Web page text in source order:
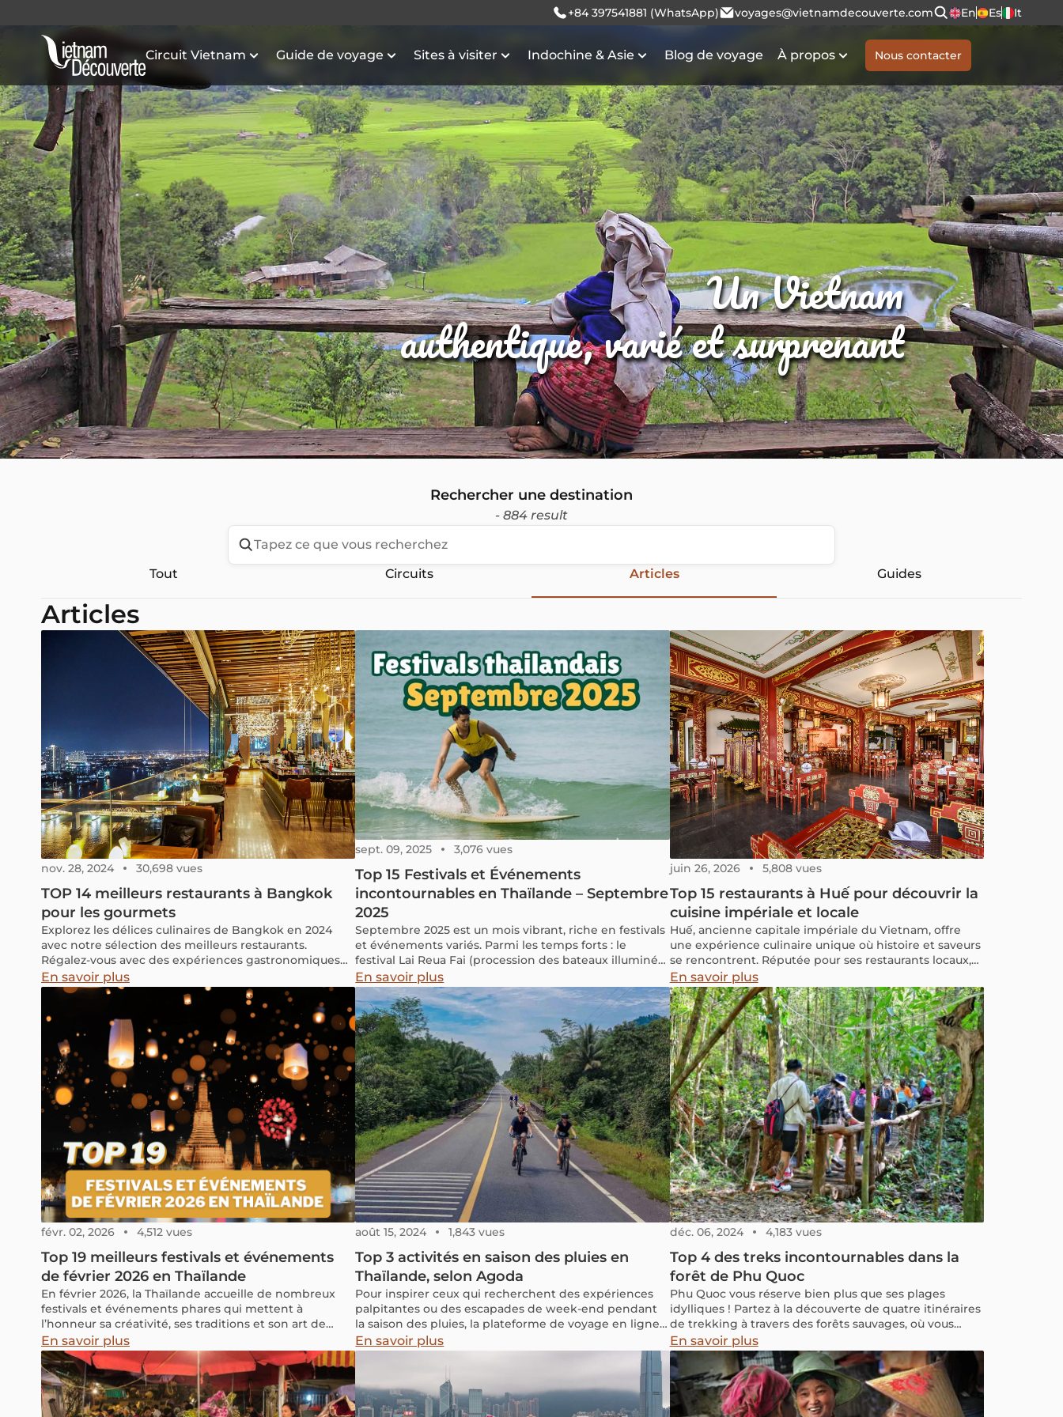
+84 397541881 (WhatsApp) voyages@vietnamdecouverte.com En Es It
Circuit Vietnam Guide de voyage Sites à visiter Indochine & Asie Blog de voyage À propos Nous contacter
Un Vietnam
authentique, varié et surprenant
Rechercher une destination
- 884 result
Tout Circuits Articles Guides
Articles
nov. 28, 2024 30,698 vues
TOP 14 meilleurs restaurants à Bangkok
pour les gourmets
Explorez les délices culinaires de Bangkok en 2024
avec notre sélection des meilleurs restaurants.
Régalez-vous avec des expériences gastronomiques
uniques.
En savoir plus
sept. 09, 2025 3,076 vues
Top 15 Festivals et Événements
incontournables en Thaïlande – Septembre
2025
Septembre 2025 est un mois vibrant, riche en festivals
et événements variés. Parmi les temps forts : le
festival Lai Reua Fai (procession des bateaux illuminés)
et la tradition bouddhiste unique de la cérémonie Um
Phra Dam Nam. Si vous voyagez en Thaïlande ce mois-
ci, voici les 15 expériences à ne pas manquer :
En savoir plus
juin 26, 2026 5,808 vues
Top 15 restaurants à Huế pour découvrir la
cuisine impériale et locale
Huế, ancienne capitale impériale du Vietnam, offre
une expérience culinaire unique où histoire et saveurs
se rencontrent. Réputée pour ses restaurants locaux,
ses plats royaux et ses marchés de street food animés,
chaque établissement propose une spécialité à ne pas
manquer.
En savoir plus
févr. 02, 2026 4,512 vues
Top 19 meilleurs festivals et événements
de février 2026 en Thaïlande
En février 2026, la Thaïlande accueille de nombreux
festivals et événements phares qui mettent à
l’honneur sa créativité, ses traditions et son art de
vivre. De Bangkok à Chiang Mai, en passant par des
célébrations culturelles, artistiques et festives, le pays
offre tout au long du mois une atmosphère vibrante et
riche en découvertes.
En savoir plus
août 15, 2024 1,843 vues
Top 3 activités en saison des pluies en
Thaïlande, selon Agoda
Pour inspirer ceux qui recherchent des expériences
palpitantes ou des escapades de week-end pendant
la saison des pluies, la plateforme de voyage en ligne
Agoda propose des activités sportives soigneusement
sélectionnées, idéales pour satisfaire votre envie
des montagnes verdoyantes.
En savoir plus
déc. 06, 2024 4,183 vues
Top 4 des treks incontournables dans la
forêt de Phu Quoc
Phu Quoc vous réserve bien plus que ses plages
idylliques ! Partez à la découverte de quatre itinéraires
de trekking à travers des forêts sauvages, où vous
pourrez traverser des ruisseaux, vous enfoncer dans la
jungle, explorer des grottes et contempler des
paysages naturels d'une grande diversité.
En savoir plus